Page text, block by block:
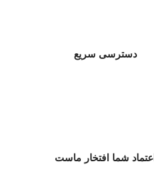
دسترسی سریع
اعتماد شما افتخار ماست